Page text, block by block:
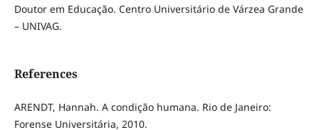
Doutor em Educação. Centro Universitário de Várzea Grande
– UNIVAG.
References
ARENDT, Hannah. A condição humana. Rio de Janeiro:
Forense Universitária, 2010.